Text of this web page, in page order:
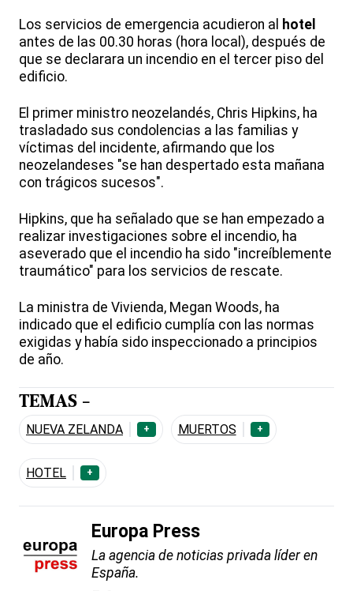
Los servicios de emergencia acudieron al hotel
antes de las 00.30 horas (hora local), después de
que se declarara un incendio en el tercer piso del
edificio.
El primer ministro neozelandés, Chris Hipkins, ha
trasladado sus condolencias a las familias y
víctimas del incidente, afirmando que los
neozelandeses "se han despertado esta mañana
con trágicos sucesos".
Hipkins, que ha señalado que se han empezado a
realizar investigaciones sobre el incendio, ha
aseverado que el incendio ha sido "increíblemente
traumático" para los servicios de rescate.
La ministra de Vivienda, Megan Woods, ha
indicado que el edificio cumplía con las normas
exigidas y había sido inspeccionado a principios
de año.
TEMAS -
NUEVA ZELANDA + MUERTOS +
HOTEL +
Europa Press
La agencia de noticias privada líder en
España.